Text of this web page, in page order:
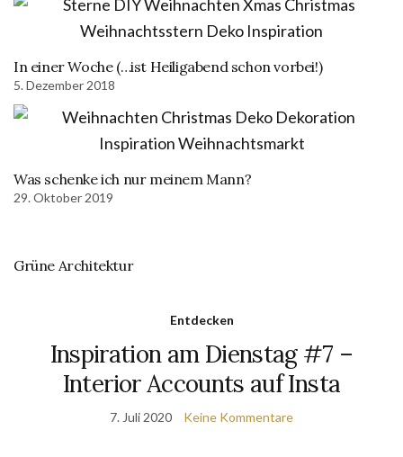
In einer Woche (…ist Heiligabend schon vorbei!)
5. Dezember 2018
Was schenke ich nur meinem Mann?
29. Oktober 2019
Grüne Architektur
Entdecken
Inspiration am Dienstag #7 –
Interior Accounts auf Insta
7. Juli 2020 Keine Kommentare